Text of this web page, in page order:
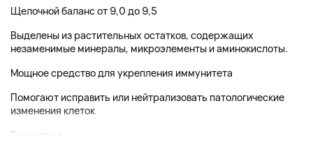
Щелочной баланс от 9,0 до 9,5
Выделены из растительных остатков, содержащих
незаменимые минералы, микроэлементы и аминокислоты.
Мощное средство для укрепления иммунитета
Помогают исправить или нейтрализовать патологические
изменения клеток
Гуминовые...